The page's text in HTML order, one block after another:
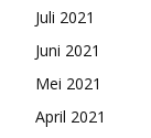
Juli 2021
Juni 2021
Mei 2021
April 2021